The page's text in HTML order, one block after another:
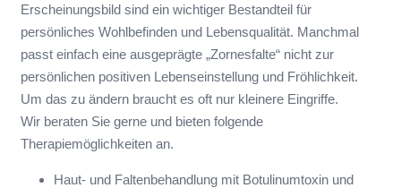
Erscheinungsbild sind ein wichtiger Bestandteil für
persönliches Wohlbefinden und Lebensqualität. Manchmal
passt einfach eine ausgeprägte „Zornesfalte“ nicht zur
persönlichen positiven Lebenseinstellung und Fröhlichkeit.
Um das zu ändern braucht es oft nur kleinere Eingriffe.
Wir beraten Sie gerne und bieten folgende
Therapiemöglichkeiten an.
Haut- und Faltenbehandlung mit Botulinumtoxin und